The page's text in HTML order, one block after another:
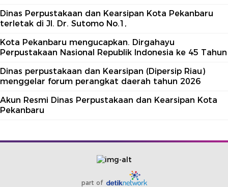
Dinas Perpustakaan dan Kearsipan Kota Pekanbaru
terletak di Jl. Dr. Sutomo No.1,
Kota Pekanbaru mengucapkan. Dirgahayu
Perpustakaan Nasional Republik Indonesia ke 45 Tahun
Dinas perpustakaan dan Kearsipan (Dipersip Riau)
menggelar forum perangkat daerah tahun 2026
Akun Resmi Dinas Perpustakaan dan Kearsipan Kota
Pekanbaru
part of